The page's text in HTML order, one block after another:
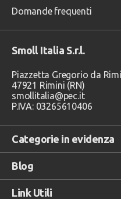
Categorie in evidenza
Blog
Link Utili
Domande frequenti
Smoll Italia S.r.l.
Piazzetta Gregorio da
47921 Rimini (RN)
smollitalia@pec.it
P.IVA: 03265610406